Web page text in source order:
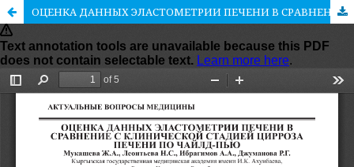
ОЦЕНКА ДАННЫХ ЭЛАСТОМЕТРИИ ПЕЧЕНИ В СРАВНЕНИЕ С КЛИНИЧЕСКОЙ СТАДИЕЙ ЦИРРОЗА ПЕЧЕНИ ПО ЧАЙЛД-ПЬЮ